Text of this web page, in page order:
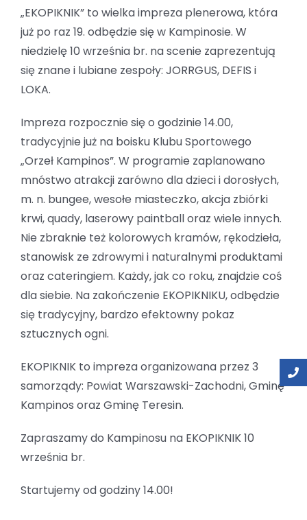
„EKOPIKNIK” to wielka impreza plenerowa, która
już po raz 19. odbędzie się w Kampinosie. W
niedzielę 10 września br. na scenie zaprezentują
się znane i lubiane zespoły: JORRGUS, DEFIS i
LOKA.
Impreza rozpocznie się o godzinie 14.00,
tradycyjnie już na boisku Klubu Sportowego
„Orzeł Kampinos”. W programie zaplanowano
mnóstwo atrakcji zarówno dla dzieci i dorosłych,
m. n. bungee, wesołe miasteczko, akcja zbiórki
krwi, quady, laserowy paintball oraz wiele innych.
Nie zbraknie też kolorowych kramów, rękodzieła,
stanowisk ze zdrowymi i naturalnymi produktami
oraz cateringiem. Każdy, jak co roku, znajdzie coś
dla siebie. Na zakończenie EKOPIKNIKU, odbędzie
się tradycyjny, bardzo efektowny pokaz
sztucznych ogni.
EKOPIKNIK to impreza organizowana przez 3
samorządy: Powiat Warszawski-Zachodni, Gminę
Kampinos oraz Gminę Teresin.
Zapraszamy do Kampinosu na EKOPIKNIK 10
września br.
Startujemy od godziny 14.00!